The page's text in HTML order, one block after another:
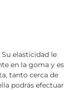
elasticidad le
en la goma y es
tanto cerca de
podrás efectuar